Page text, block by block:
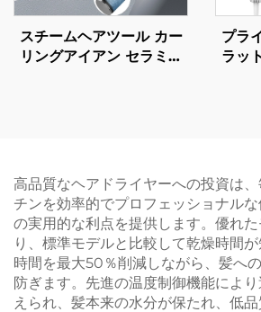
スチームヘアツール カー
リングアイアン セラミッ
プラ
ラッ
高品質なヘアドライヤーへの投資は
チンを効率的でプロフェッショナルな
の実用的な利点を提供します。優れ
り、標準モデルと比較して乾燥時間
時間を最大50％削減しながら、髪へ
防ぎます。先進の温度制御機能によ
えられ、髪本来の水分が保たれ、低